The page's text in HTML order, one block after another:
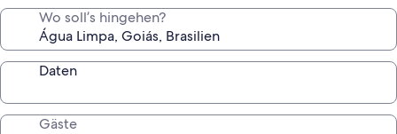
Wo soll’s hingehen?
Daten
Gäste